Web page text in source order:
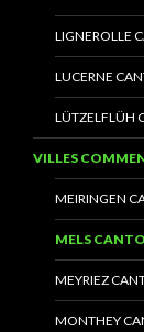
LIGNEROLLE
LUCERNE
LÜTZELFLÜH
VILLES
MEIRINGEN
MELS
MEYRIEZ
MONTHEY